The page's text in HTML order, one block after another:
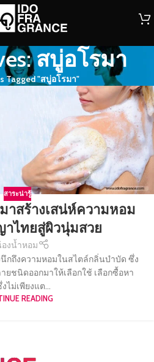
สบู่อโรมา
Tagged "สบู่อโรมา"
สาระน่ารู้
าสร้างเสน่ห์ความหอม
ไทยสู่ผิวนุ่มสวย
งน้ำหอม
กถึงความหอมในสไตล์กลิ่นบำบัด ซึ่ง
ชนิดออกมาให้เลือกใช้ เลือกซื้อหา
ไม่เพียงแต...
READING